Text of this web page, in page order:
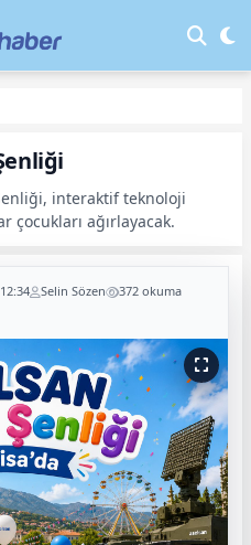
interaktif teknoloji
çocukları ağırlayacak.
Selin Sözen 372 okuma